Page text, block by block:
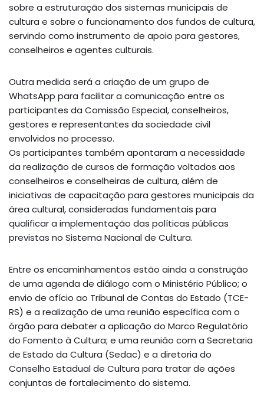
sobre a estruturação dos sistemas municipais de
cultura e sobre o funcionamento dos fundos de cultura,
servindo como instrumento de apoio para gestores,
conselheiros e agentes culturais.
Outra medida será a criação de um grupo de
WhatsApp para facilitar a comunicação entre os
participantes da Comissão Especial, conselheiros,
gestores e representantes da sociedade civil
envolvidos no processo.
Os participantes também apontaram a necessidade
da realização de cursos de formação voltados aos
conselheiros e conselheiras de cultura, além de
iniciativas de capacitação para gestores municipais da
área cultural, consideradas fundamentais para
qualificar a implementação das políticas públicas
previstas no Sistema Nacional de Cultura.
Entre os encaminhamentos estão ainda a construção
de uma agenda de diálogo com o Ministério Público; o
envio de ofício ao Tribunal de Contas do Estado (TCE-
RS) e a realização de uma reunião específica com o
órgão para debater a aplicação do Marco Regulatório
do Fomento à Cultura; e uma reunião com a Secretaria
de Estado da Cultura (Sedac) e a diretoria do
Conselho Estadual de Cultura para tratar de ações
conjuntas de fortalecimento do sistema.